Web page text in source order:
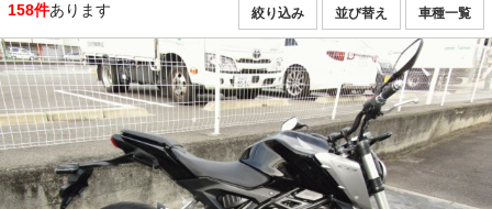
158件あります 車種一覧
並び替え
絞り込み